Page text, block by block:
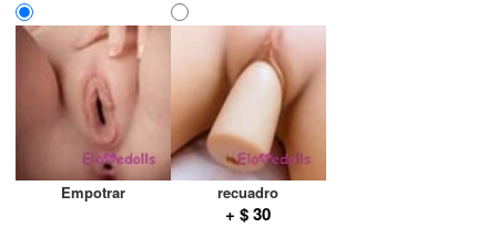
Empotrar recuadro
+ $ 30